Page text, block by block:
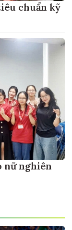
chuẩn kỹ
nữ nghiên